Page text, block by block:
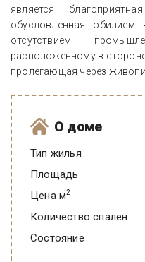
является
обусловленная
отсутствием
расположенному в
пролегающая через
О доме
Тип жилья
Площадь
Цена м2
Количество спален
Состояние